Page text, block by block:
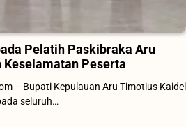
Pelatih Paskibraka Aru
Peserta
– Bupati Kepulauan Aru Timotius Kaidel
seluruh…